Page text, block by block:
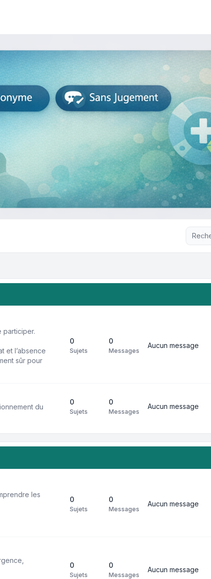
participer.
et l’absence
sûr pour
0
Sujets
0
Messages
Aucun message
du
0
Sujets
0
Messages
Aucun message
les
0
Sujets
0
Messages
Aucun message
0
Sujets
0
Messages
Aucun message